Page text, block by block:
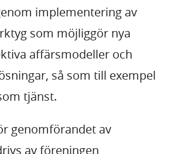
implementering av
som möjliggör nya
affärsmodeller och
så som till exempel
tjänst.
genomförandet av
av föreningen